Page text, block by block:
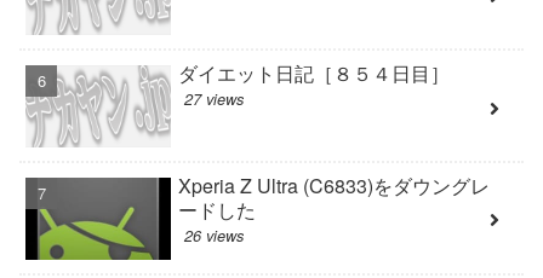
ダイエット日記［８５４日目］
27 views
Xperia Z Ultra (C6833)をダウングレ
ードした
26 views